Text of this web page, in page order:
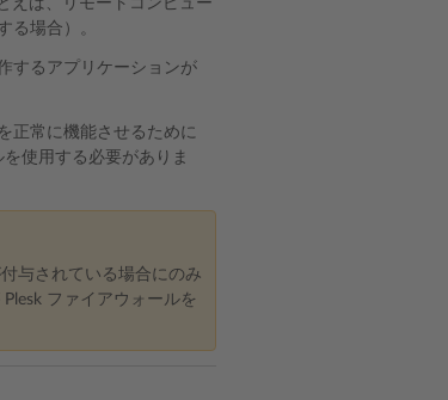
えば、リモートコンピュー
る場合）。
するアプリケーションが
正常に機能させるために
使用する必要がありま
与されている場合にのみ
ファイアウォールを